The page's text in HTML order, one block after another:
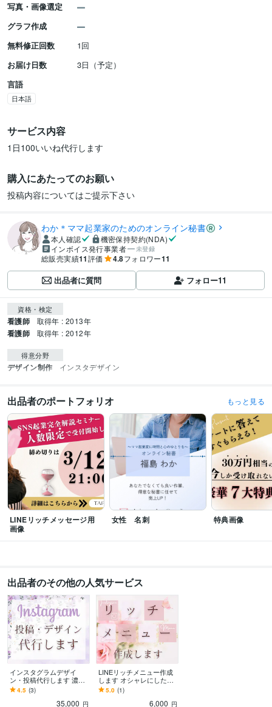
写真・画像選定
グラフ作成
無料修正回数
1回
お届け日数
3日（予定）
言語
日本語
サービス内容
1日100いいね代行します
購入にあたってのお願い
投稿内容についてはご提示下さい
わか＊ママ起業家のためのオンライン秘書
本人確認
機密保持契約(NDA)
インボイス発行事業者
未登録
総販売実績11評価 4.8フォロワー11
出品者に質問 フォロー11
資格・検定
看護師 取得年 : 2013年
看護師 取得年 : 2012年
得意分野
デザイン制作 インスタデザイン
出品者のポートフォリオ もっと見る
LINEリッチメッセージ用
画像
女性 名刺 特典画像
出品者のその他の人気サービス
インスタグラムデザイ
ン・投稿代行します 濃い
ファンを増やすお手伝い
をさせていただきます
4.5 (3)
35,000 円
LINEリッチメニュー作成
します オシャレにしたい
方へ、他と被らないデザ
インで差別化！
5.0 (1)
6,000 円